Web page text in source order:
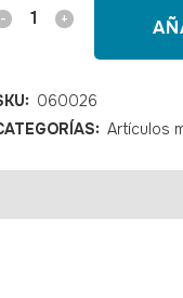
060026
Artículos